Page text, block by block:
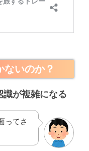
ないのか？
識が複雑になる
ってさ